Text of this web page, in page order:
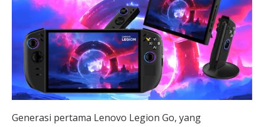
Generasi pertama Lenovo Legion Go, yang